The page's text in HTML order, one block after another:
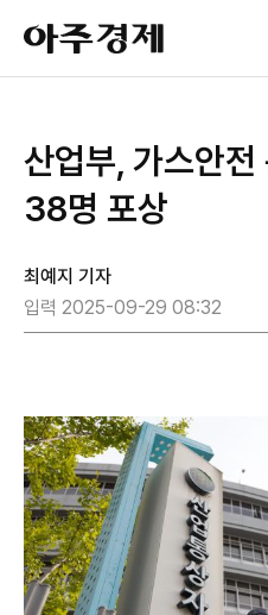
아
주
경
산업부, 가스안
38명 포상
최예지 기자
입력 2025-09-29 08:32